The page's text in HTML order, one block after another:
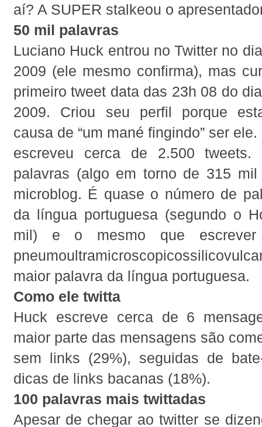
aí? A SUPER stalkeou o
50 mil palavras
Luciano Huck entrou no Twitter no
2009 (ele mesmo confirma), mas
primeiro tweet data das 23h 08 do
2009. Criou seu perfil porque
causa de “um mané fingindo” ser
escreveu cerca de 2.500
palavras (algo em torno de 315 mil
microblog. É quase o número de
da língua portuguesa (segundo o
mil) e o mesmo que escrever
maior palavra da língua portuguesa.
Como ele twitta
Huck escreve cerca de 6
maior parte das mensagens são
sem links (29%), seguidas de
dicas de links bacanas (18%).
100 palavras mais twittadas
Apesar de chegar ao twitter se